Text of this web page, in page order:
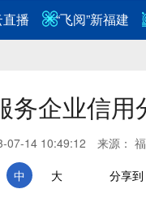
播 “飞阅”新福建
务企业信用
07-14 10:49:12 来源：
中 大 分享到